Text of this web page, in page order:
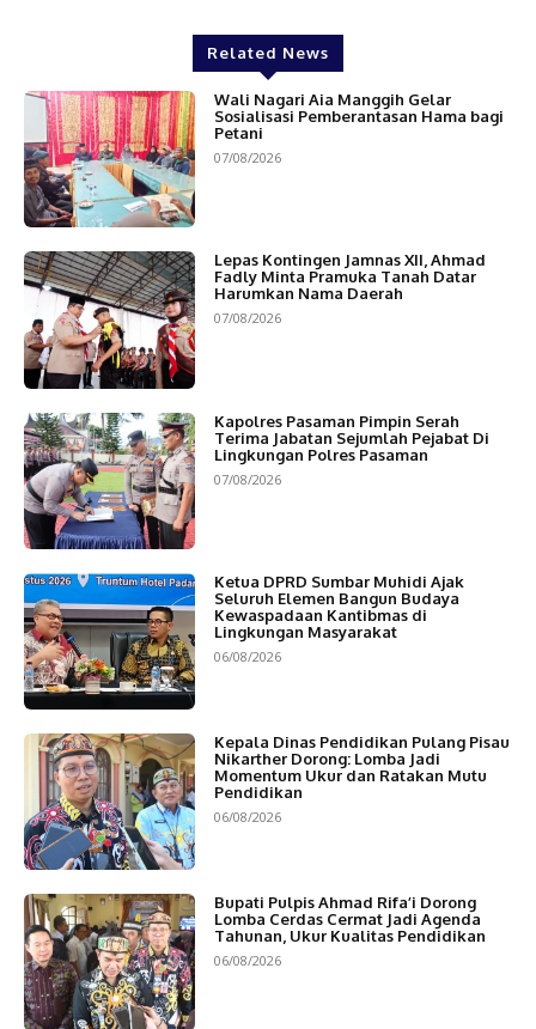
Related News
Wali Nagari Aia Manggih Gelar
Sosialisasi Pemberantasan Hama bagi
Petani
07/08/2026
Lepas Kontingen Jamnas XII, Ahmad
Fadly Minta Pramuka Tanah Datar
Harumkan Nama Daerah
07/08/2026
Kapolres Pasaman Pimpin Serah
Terima Jabatan Sejumlah Pejabat Di
Lingkungan Polres Pasaman
07/08/2026
Ketua DPRD Sumbar Muhidi Ajak
Seluruh Elemen Bangun Budaya
Kewaspadaan Kantibmas di
Lingkungan Masyarakat
06/08/2026
Kepala Dinas Pendidikan Pulang Pisau
Nikarther Dorong: Lomba Jadi
Momentum Ukur dan Ratakan Mutu
Pendidikan
06/08/2026
Bupati Pulpis Ahmad Rifa’i Dorong
Lomba Cerdas Cermat Jadi Agenda
Tahunan, Ukur Kualitas Pendidikan
06/08/2026